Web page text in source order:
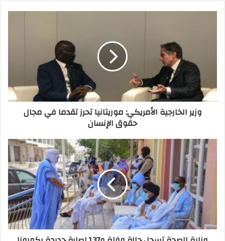
وزير الخارجية الأمريكي: موريتانيا تحرز تقدما في مجال
حقوق الإنسان